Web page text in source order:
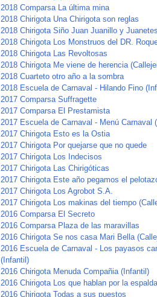
2018 Comparsa La última mina
2018 Chirigota Una Chirigota son reglas
2018 Chirigota Siño Juan Juanillo y Juanetes
2018 Chirigota Los Monstruos del DR.
2018 Chirigota Las Revoltosas
2018 Chirigota Me viene de herencia
2018 Cuarteto otro año a la sombra
2018 Escuela de Carnaval - Hilando Fino
2017 Comparsa Suffragette
2017 Comparsa El Prestamista
2017 Escuela de Carnaval - Menú Carnaval
2017 Chirigota Esto es la Ostia
2017 Chirigota Por quejarse que no quede
2017 Chirigota Los Indecisos
2017 Chirigota Las Chirigóticas
2017 Chirigota Este año pegamos el
2017 Chirigota Los Agrobot S.A.
2017 Chirigota Los makinas del tiempo
2016 Comparsa El Secreto
2016 Comparsa Plaza de las maravillas
2016 Chirigota Se nos casa Mari Bella
2016 Escuela de Carnaval - Los payasos
(Infantil)
2016 Chirigota Menuda Compañia (Infantil)
2016 Chirigota Los que hablan por la espalda
2016 Chirigota Todas a sus puestos